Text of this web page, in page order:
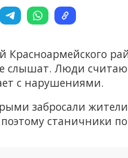
Красноармейского
слышат. Люди
с нарушениями.
забросали
поэтому станичники